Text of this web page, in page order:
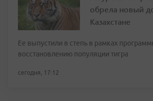
обрела новый
Казахстане
Ее выпустили в степь в рамках
восстановлению популяции тигра
сегодня, 17:12